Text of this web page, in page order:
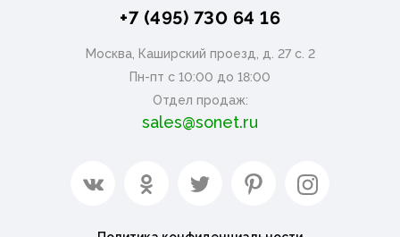
+7 (495) 730 64 16
Москва, Каширский проезд, д. 27 с. 2
Пн-пт с 10:00 до 18:00
Отдел продаж:
sales@sonet.ru